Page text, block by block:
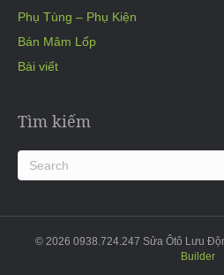
Phụ Tùng – Phụ Kiện
Bán Mâm Lốp
Bài viết
Tìm kiếm
© 2026 0938.724.247 Sửa Ôtô Lưu
Builder